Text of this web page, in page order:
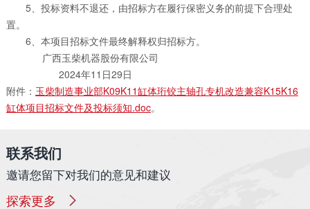
5、投标资料不退还，由招标方在履行保密义务的前提下合理处
置。
6、本项目招标文件最终解释权归招标方。
广西玉柴机器股份有限公司
2024年11日29日
附件： 玉柴制造事业部K09K11缸体珩铰主轴孔专机改造兼容K15K16
缸体项目招标文件及投标须知.doc。
联系我们
邀请您留下对我们的意见和建议
探索更多